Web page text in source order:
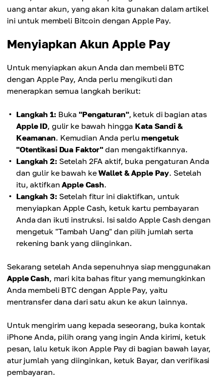
uang antar akun, yang akan kita gunakan dalam artikel
ini untuk membeli Bitcoin dengan Apple Pay.
Menyiapkan Akun Apple Pay
Untuk menyiapkan akun Anda dan membeli BTC
dengan Apple Pay, Anda perlu mengikuti dan
menerapkan semua langkah berikut:
Langkah 1: Buka"Pengaturan", ketuk di bagian atas
Apple ID, gulir ke bawah hingga Kata Sandi &
Keamanan. Kemudian Anda perlumengetuk
"Otentikasi Dua Faktor" dan mengaktifkannya.
Langkah 2: Setelah 2FA aktif, buka pengaturan Anda
dan gulir ke bawah keWallet & Apple Pay. Setelah
itu, aktifkanApple Cash.
Langkah 3: Setelah fitur ini diaktifkan, untuk
menyiapkan Apple Cash, ketuk kartu pembayaran
Anda dan ikuti instruksi. Isi saldo Apple Cash dengan
mengetuk "Tambah Uang" dan pilih jumlah serta
rekening bank yang diinginkan.
Sekarang setelah Anda sepenuhnya siap menggunakan
Apple Cash, mari kita bahas fitur yang memungkinkan
Anda membeli BTC dengan Apple Pay, yaitu
mentransfer dana dari satu akun ke akun lainnya.
Untuk mengirim uang kepada seseorang, buka kontak
iPhone Anda, pilih orang yang ingin Anda kirimi, ketuk
pesan, lalu ketuk ikon Apple Pay di bagian bawah layar,
atur jumlah yang diinginkan, ketuk Bayar, dan verifikasi
pembayaran.